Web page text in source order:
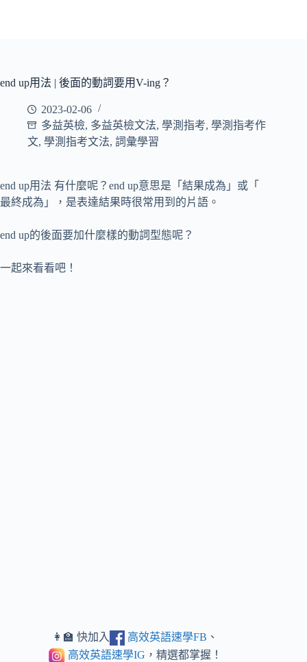
end up用法 | 後面的動詞要用V-ing？
2023-02-06
多益英檢, 多益英檢文法, 學測指考, 學測指考作
文, 學測指考文法, 詞彙學習
end up用法 有什麼呢？end up意思是「結果成為」或「
最終成為」，是表達結果時很常用到的片語。
end up的後面要加什麼樣的動詞型態呢？
一起來看看吧！
👩‍🏫 快加入 高效英語速學FB 、
高效英語速學IG ，精選都掌握！